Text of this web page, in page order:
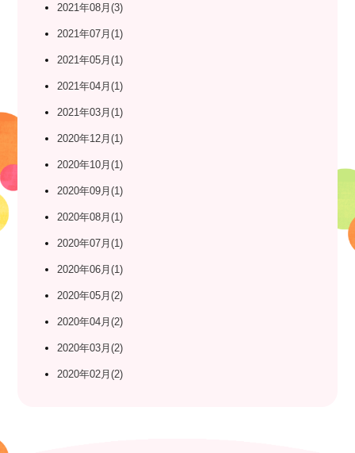
2021年08月(3)
2021年07月(1)
2021年05月(1)
2021年04月(1)
2021年03月(1)
2020年12月(1)
2020年10月(1)
2020年09月(1)
2020年08月(1)
2020年07月(1)
2020年06月(1)
2020年05月(2)
2020年04月(2)
2020年03月(2)
2020年02月(2)